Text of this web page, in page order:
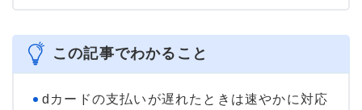
ン、FX、不動産、保険など、多くの金融領域における情報
メディアの編集・監修に携わり、実績は計2000本以上。ロ
ーン利用者へのインタビューなども多数実施し、専門知識
＞＞公式ページ
この記事でわかること
dカードの支払いが遅れたときは速やかに対応